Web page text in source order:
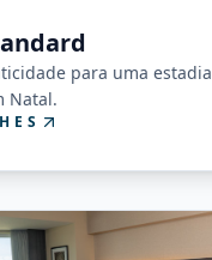
para uma estadia
Natal.